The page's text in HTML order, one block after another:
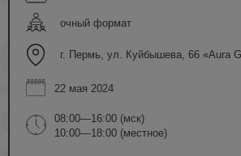
очный формат
г. Пермь, ул. Куйбышева, 66 «Aura
22 мая 2024
08:00—16:00 (мск)
10:00—18:00 (местное)